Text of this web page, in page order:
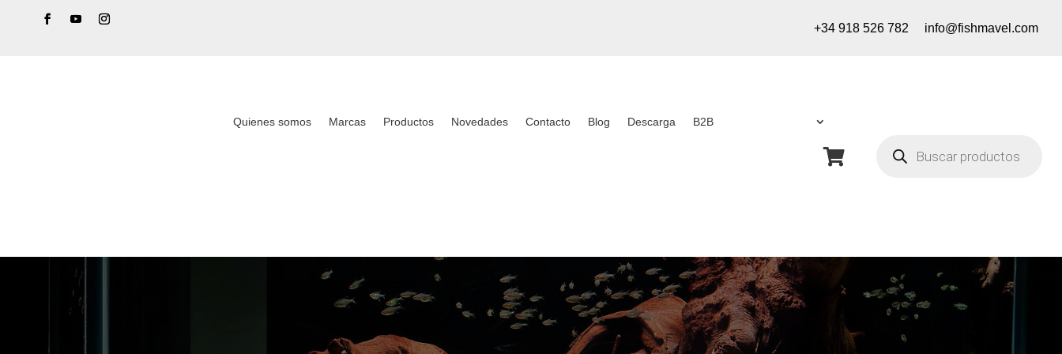
+34 918 526 782 info@fishmavel.com
Quienes somos Marcas Productos Novedades Contacto Blog Descarga B2B

productos